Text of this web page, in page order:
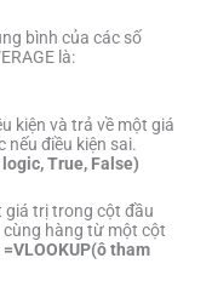
bình của các số
là:
kiện và trả về một giá
nếu điều kiện sai.
True, False)
giá trị trong cột đầu
hàng từ một cột
=VLOOKUP(ô tham